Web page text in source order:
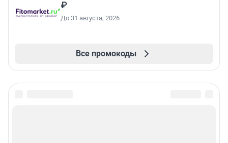
₽
До 31 августа, 2026
Все промокоды